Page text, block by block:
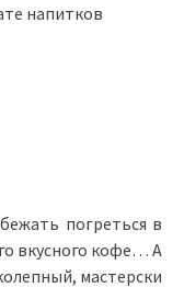
напитков
погреться в
вкусного кофе… А
мастерски